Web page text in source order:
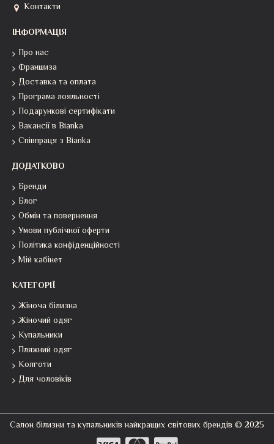
Контакти
ІНФОРМАЦІЯ
Про нас
Франшиза
Доставка та оплата
Програма лояльності
Подарункові сертифікати
Вакансії в Bianka
Співпраця з Bianka
ДОДАТКОВО
Бренди
Блог
Обмін та повернення
Умови публічної оферти
Політика конфіденційності
Мій кабінет
КАТЕГОРІЇ
Жіноча білизна
Жіночий одяг
Купальники
Пляжний одяг
Колготи
Для чоловіків
Салон білизни та купальників найкращих світових брендів © 2025